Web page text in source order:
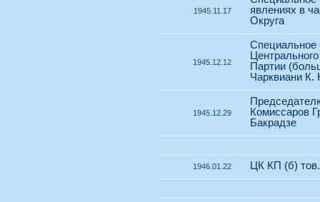
1945.11.17
явлениях в
Округа
1945.12.12
Партии
Чарквиани К.
1945.12.29
Комиссаров
Бакрадзе
1946.01.22 ЦК КП (б)